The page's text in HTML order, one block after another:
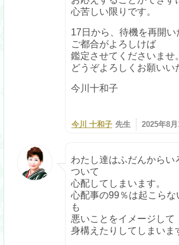
心苦しい限りです。
17日から、待機を再開
ご都合がよろしけば
鑑定させてくださいませ。
どうぞよろしくお願いい
今川十和子
今川 十和子 先生 2025年8
わたし達はふだんからい
ついて
心配してしまいます。
心配事の99％は起こらな
も
悪いことをイメージして
身構えたりしてしまいま